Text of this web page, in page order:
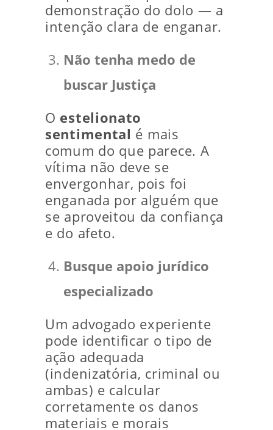
demonstração do dolo — a
intenção clara de enganar.
Não tenha medo de
buscar Justiça
O estelionato
sentimental é mais
comum do que parece. A
vítima não deve se
envergonhar, pois foi
enganada por alguém que
se aproveitou da confiança
e do afeto.
Busque apoio jurídico
especializado
Um advogado experiente
pode identificar o tipo de
ação adequada
(indenizatória, criminal ou
ambas) e calcular
corretamente os danos
materiais e morais